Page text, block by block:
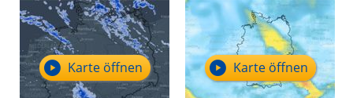
Karte öffnen Karte öffnen